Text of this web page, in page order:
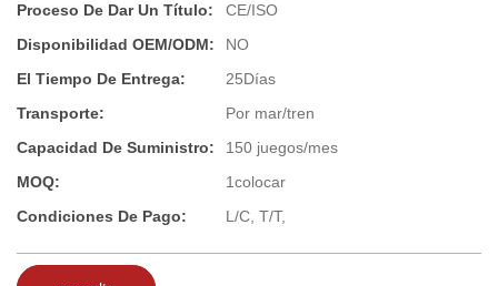
Proceso De Dar Un Título:
CE/ISO
Disponibilidad OEM/ODM:
NO
El Tiempo De Entrega:
25Días
Transporte:
Por mar/tren
Capacidad De Suministro:
150 juegos/mes
MOQ:
1colocar
Condiciones De Pago:
L/C, T/T,